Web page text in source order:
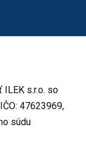
s.r.o. so
47623969,
súdu